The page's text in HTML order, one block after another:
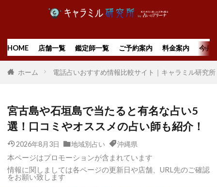
HOME 店舗一覧 鑑定師一覧 ご予約案内 料金案内 今月
ホーム 電話占いおすすめ情報比較サイト｜キャラミル研究所
宮古島や石垣島で当たると有名な占い5
選！口コミやオススメの占い師も紹介！
2026年8月3日 地域別占い 沖縄県
本ページはプロモーションが含まれています
情報に関しましては各ページの更新日や店舗、URL先のご確認
をお願い致します